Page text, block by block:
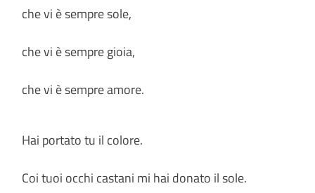
che vi è sempre sole,
che vi è sempre gioia,
che vi è sempre amore.
Hai portato tu il colore.
Coi tuoi occhi castani mi hai donato il sole.